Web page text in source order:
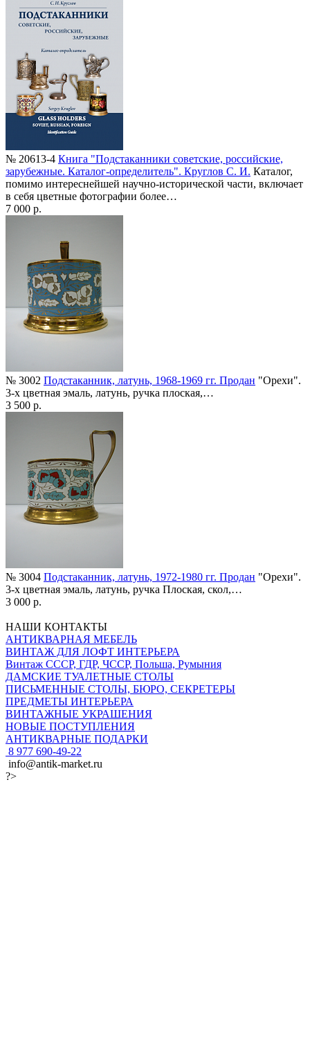
№ 20613-4 Книга "Подстаканники советские, российские,
зарубежные. Каталог-определитель". Круглов С. И. Каталог,
помимо интереснейшей научно-исторической части, включает
в себя цветные фотографии более…
7 000 р.
№ 3002 Подстаканник, латунь, 1968-1969 гг. Продан "Орехи".
3-х цветная эмаль, латунь, ручка плоская,…
3 500 р.
№ 3004 Подстаканник, латунь, 1972-1980 гг. Продан "Орехи".
3-х цветная эмаль, латунь, ручка Плоская, скол,…
3 000 р.
НАШИ КОНТАКТЫ
АНТИКВАРНАЯ МЕБЕЛЬ
ВИНТАЖ ДЛЯ ЛОФТ ИНТЕРЬЕРА
Винтаж СССР, ГДР, ЧССР, Польша, Румыния
ДАМСКИЕ ТУАЛЕТНЫЕ СТОЛЫ
ПИСЬМЕННЫЕ СТОЛЫ, БЮРО, СЕКРЕТЕРЫ
ПРЕДМЕТЫ ИНТЕРЬЕРА
ВИНТАЖНЫЕ УКРАШЕНИЯ
НОВЫЕ ПОСТУПЛЕНИЯ
АНТИКВАРНЫЕ ПОДАРКИ
8 977 690-49-22
info@antik-market.ru
?>